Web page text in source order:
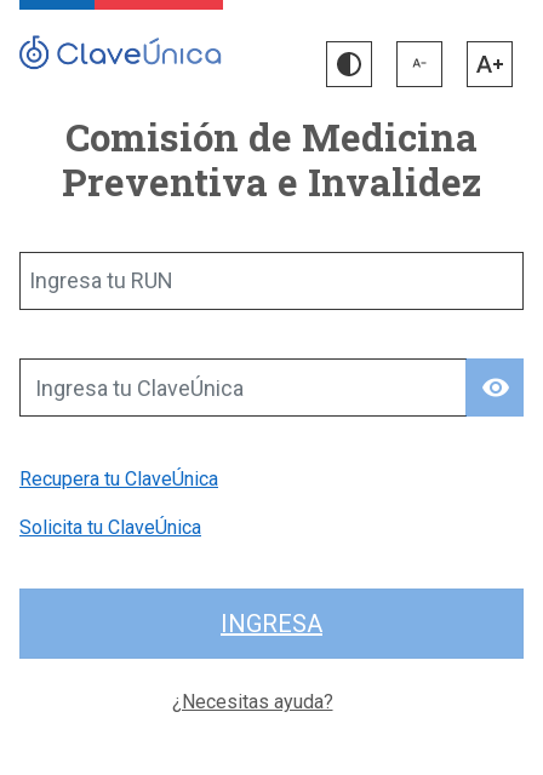
Comisión de Medicina
Preventiva e Invalidez
Ingresa tu RUN
visibility
Ingresa tu ClaveÚnica
Recupera tu ClaveÚnica
Solicita tu ClaveÚnica
INGRESA
¿Necesitas ayuda?